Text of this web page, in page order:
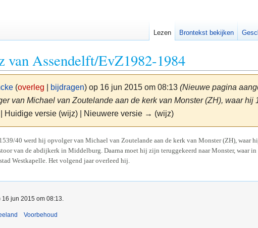
van Assendelft/EvZ1982-1984
(overleg bijdragen)op 16 jun 2015 om 08:13 (Nieuwe pagina
van Michael van Zoutelande aan de kerk van Monster (ZH), waar hij
Huidige versie (wijz) | Nieuwere versie → (wijz)
40 werd hij opvolger van Michael van Zoutelande aan de kerk van Monster (ZH), waar
van de abdijkerk in Middelburg. Daarna moet hij zijn teruggekeerd naar Monster, waar
Westkapelle. Het volgend jaar overleed hij.
Lezen Brontekst bekijken
16 jun 2015 om 08:13.
Voorbehoud